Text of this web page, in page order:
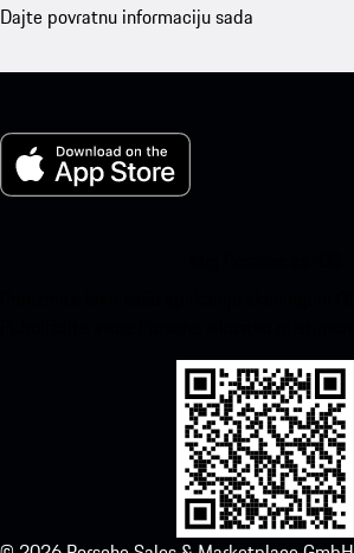
Dajte povratnu informaciju sada